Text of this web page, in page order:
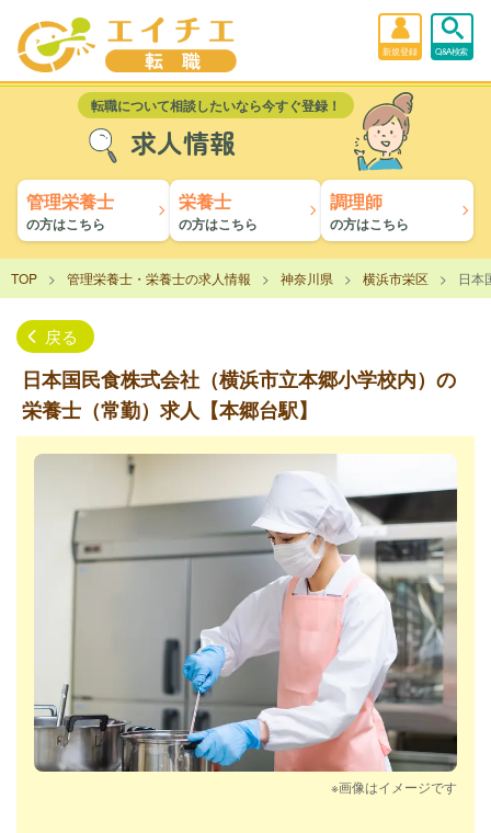
新規登録 Q&A検索
転職について相談したいなら今すぐ登録！
求人情報
管理栄養士
の方はこちら
栄養士
の方はこちら
調理師
の方はこちら
TOP 管理栄養士・栄養士の求人情報 神奈川県 横浜市栄区 日本
戻る
日本国民食株式会社（横浜市立本郷小学校内）の
栄養士（常勤）求人【本郷台駅】
※画像はイメージです